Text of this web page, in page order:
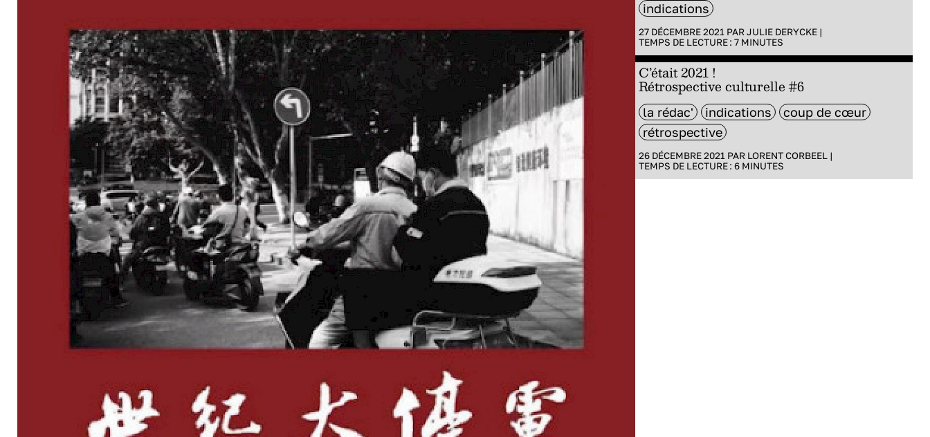
indications
27 DÉCEMBRE 2021 PARJULIE DERYCKE|
TEMPS DE LECTURE : 7MINUTES
C’était 2021 !
Rétrospective culturelle #6
la rédac' indications
coup de cœur
rétrospective
26 DÉCEMBRE 2021 PAR LORENT CORBEEL |
TEMPS DE LECTURE : 6MINUTES